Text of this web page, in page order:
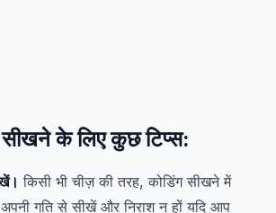
सीखने के लिए कुछ टिप्स:
किसी भी चीज़ की तरह, कोडिंग सीखने में
गति से सीखें और निराश न हों यदि आप